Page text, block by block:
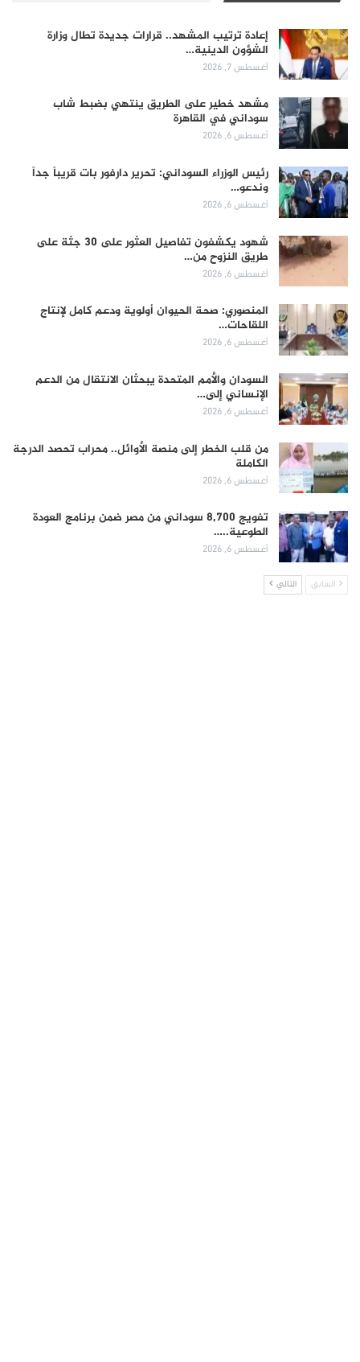
إعادة ترتيب المشهد.. قرارات جديدة تطال وزارة
الشؤون الدينية…
أغسطس 7, 2026
مشهد خطير على الطريق ينتهي بضبط شاب
سوداني في القاهرة
أغسطس 6, 2026
رئيس الوزراء السوداني: تحرير دارفور بات قريباً جداً
وندعو…
أغسطس 6, 2026
شهود يكشفون تفاصيل العثور على 30 جثة على
طريق النزوح من…
أغسطس 6, 2026
المنصوري: صحة الحيوان أولوية ودعم كامل لإنتاج
اللقاحات…
أغسطس 6, 2026
السودان والأمم المتحدة يبحثان الانتقال من الدعم
الإنساني إلى…
أغسطس 6, 2026
من قلب الخطر إلى منصة الأوائل.. محراب تحصد الدرجة
الكاملة
أغسطس 6, 2026
تفويج 8,700 سوداني من مصر ضمن برنامج العودة
الطوعية..…
أغسطس 6, 2026
السابق التالي